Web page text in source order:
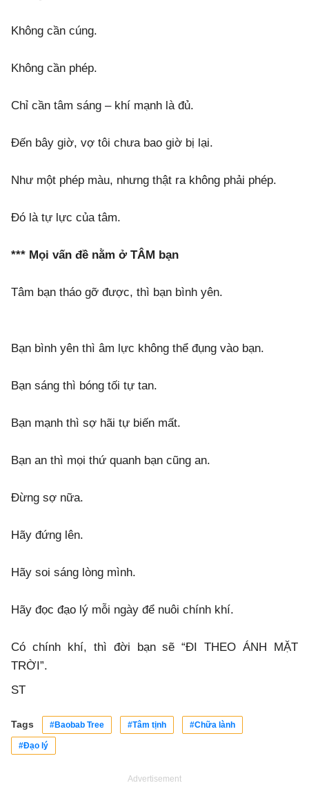
Không cần cúng.
Không cần phép.
Chỉ cần tâm sáng – khí mạnh là đủ.
Đến bây giờ, vợ tôi chưa bao giờ bị lại.
Như một phép màu, nhưng thật ra không phải phép.
Đó là tự lực của tâm.
*** Mọi vấn đề nằm ở TÂM bạn
Tâm bạn tháo gỡ được, thì bạn bình yên.
Bạn bình yên thì âm lực không thể đụng vào bạn.
Bạn sáng thì bóng tối tự tan.
Bạn mạnh thì sợ hãi tự biến mất.
Bạn an thì mọi thứ quanh bạn cũng an.
Đừng sợ nữa.
Hãy đứng lên.
Hãy soi sáng lòng mình.
Hãy đọc đạo lý mỗi ngày để nuôi chính khí.
Có chính khí, thì đời bạn sẽ “ĐI THEO ÁNH MẶT
TRỜI”.
ST
Tags #Baobab Tree #Tâm tịnh #Chữa lành
#Đạo lý
Advertisement